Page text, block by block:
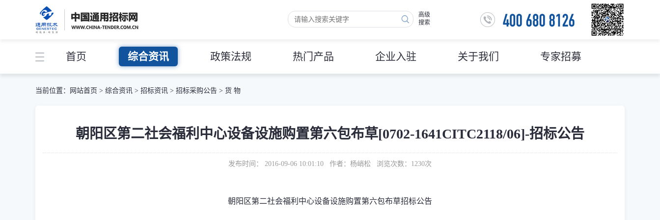
高级
搜索
首页 综合资讯 政策法规 热门产品 企业入驻 关于我们 专家招募
当前位置： 网站首页 > 综合资讯 > 招标资讯 > 招标采购公告 > 货 物
朝阳区第二社会福利中心设备设施购置第六包布草[0702-1641CITC2118/06]-招标公告
发布时间： 2016-09-06 10:01:10 作者：杨峭松 浏览次数： 1230次
朝阳区第二社会福利中心设备设施购置第六包布草招标公告